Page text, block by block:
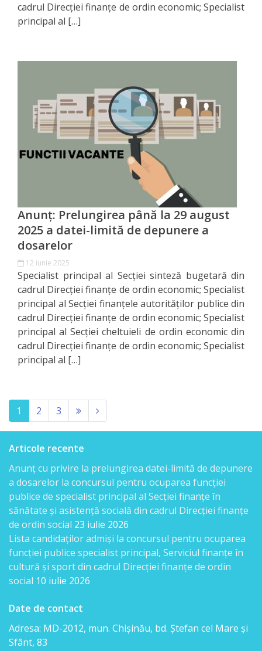
Rapoarte
de
Documente
relevante
Registre
cadouri
Noutăți
Galerie
Foto
Galerie
Video
Contacte
cadrul Direcției finanțe de ordin economic; Specialist
principal al […]
Anunț: Prelungirea până la 29 august
2025 a datei-limită de depunere a
dosarelor
12 iunie 2025
Specialist principal al Secției sinteză bugetară din
cadrul Direcției finanțe de ordin economic; Specialist
principal al Secției finanțele autorităților publice din
cadrul Direcției finanțe de ordin economic; Specialist
principal al Secției cheltuieli de ordin economic din
cadrul Direcției finanțe de ordin economic; Specialist
principal al […]
1 (current)
2 3
Articole recente
Anunț cu privire la prelungirea datei-limită de depunere
a dosarelor la concursul pentru ocuparea funcției
publice de specialist principal al Secției finanțe în
sănătate și asistență socială din cadrul Direcției finanțe
de ordin social 23 iulie 2026
Lista candidaţilor admişi la concursul pentru ocuparea
funcției publice specialist principal, Serviciul finanțe în
cultură și sport din cadrul Direcției finanțe de ordin
social 10 iulie 2026
Date de contact
Adresa: MD-2012, mun. Chişinău, bd. Ştefan cel Mare şi
Sfânt, 83